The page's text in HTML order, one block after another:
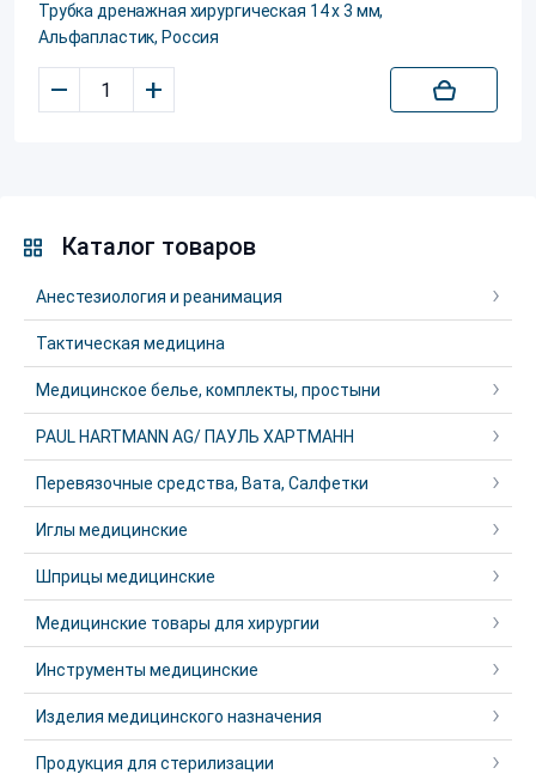
Трубка дренажная хирургическая 14 х 3 мм,
Альфапластик, Россия
– +
Каталог товаров
Анестезиология и реанимация
Тактическая медицина
Медицинское белье, комплекты, простыни
PAUL HARTMANN AG/ ПАУЛЬ ХАРТМАНН
Перевязочные средства, Вата, Салфетки
Иглы медицинские
Шприцы медицинские
Медицинские товары для хирургии
Инструменты медицинские
Изделия медицинского назначения
Продукция для стерилизации